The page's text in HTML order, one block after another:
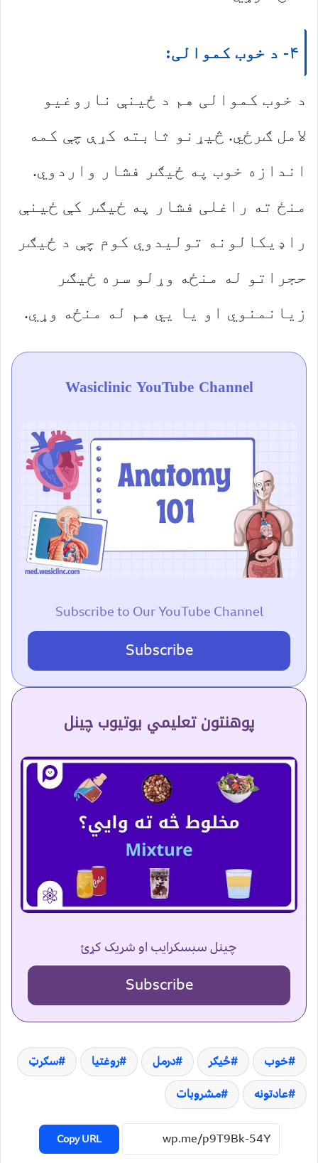
۴- د خوب کموالی:
د خوب کموالی هم د ځینې ناروغیو
لامل ګرځي. څیړنو ثابته کړې چې کمه
اندازه خوب په ځیګر فشار واردوي.
منځ ته راغلی فشار په ځیګر کې ځینې
راډیکالونه تولیدوي کوم چې د ځیګر
حجراتو له منځه وړلو سره ځیګر
زیانمنوي او یا يي هم له منځه وړي.
Wasiclinic YouTube Channel
Subscribe to Our YouTube Channel
Subscribe
پوهنتون تعلیمي یوتیوب چینل
چینل سبسکرایب او شریک کړئ
Subscribe
خوب ځيګر درمل روغتيا
سګرټ
عادتونه
مشروبات
Copy URL